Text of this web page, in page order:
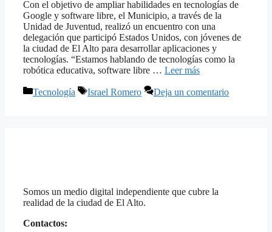
Con el objetivo de ampliar habilidades en tecnologías de
Google y software libre, el Municipio, a través de la
Unidad de Juventud, realizó un encuentro con una
delegación que participó Estados Unidos, con jóvenes de
la ciudad de El Alto para desarrollar aplicaciones y
tecnologías. “Estamos hablando de tecnologías como la
robótica educativa, software libre … Leer más
Categorías
Tecnología Etiquetas
Israel Romero Deja un comentario
Somos un medio digital independiente que cubre la
realidad de la ciudad de El Alto.
Contactos: